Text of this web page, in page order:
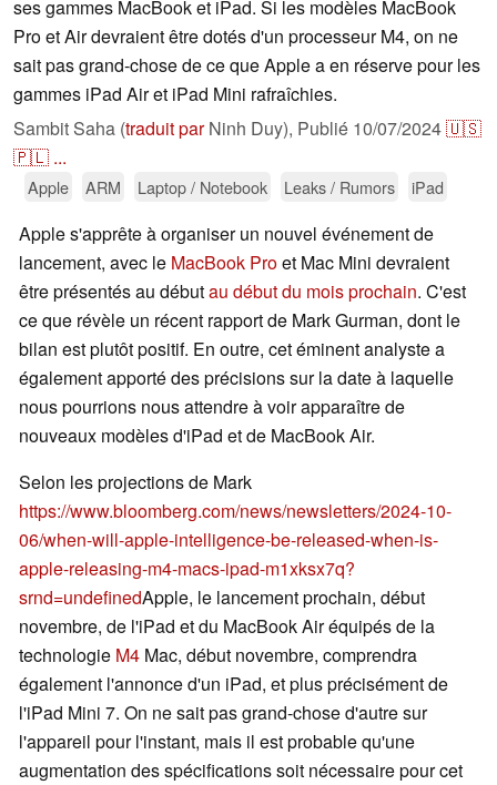
ses gammes MacBook et iPad. Si les modèles MacBook
Pro et Air devraient être dotés d'un processeur M4, on ne
sait pas grand-chose de ce que Apple a en réserve pour les
gammes iPad Air et iPad Mini rafraîchies.
Sambit Saha (traduit parNinh Duy), Publié 10/07/2024🇺🇸
🇵🇱 ...
Apple ARM Laptop / Notebook Leaks / Rumors iPad
Apple s'apprête à organiser un nouvel événement de
lancement, avec le MacBook Proet Mac Mini devraient
être présentés au débutau début du mois prochain. C'est
ce que révèle un récent rapport de Mark Gurman, dont le
bilan est plutôt positif. En outre, cet éminent analyste a
également apporté des précisions sur la date à laquelle
nous pourrions nous attendre à voir apparaître de
nouveaux modèles d'iPad et de MacBook Air.
Selon les projections de Mark
https://www.bloomberg.com/news/newsletters/2024-10-
06/when-will-apple-intelligence-be-released-when-is-
apple-releasing-m4-macs-ipad-m1xksx7q?
srnd=undefinedApple, le lancement prochain, début
novembre, de l'iPad et du MacBook Air équipés de la
technologie M4 Mac, début novembre, comprendra
également l'annonce d'un iPad, et plus précisément de
l'iPad Mini 7. On ne sait pas grand-chose d'autre sur
l'appareil pour l'instant, mais il est probable qu'une
augmentation des spécifications soit nécessaire pour cet